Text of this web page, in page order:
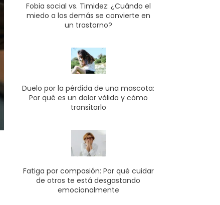
Fobia social vs. Timidez: ¿Cuándo el
miedo a los demás se convierte en
un trastorno?
Duelo por la pérdida de una mascota:
Por qué es un dolor válido y cómo
transitarlo
Fatiga por compasión: Por qué cuidar
de otros te está desgastando
emocionalmente